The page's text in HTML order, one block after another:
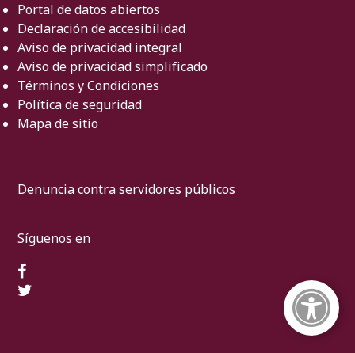
Portal de datos abiertos
Declaración de accesibilidad
Aviso de privacidad integral
Aviso de privacidad simplificado
Términos y Condiciones
Política de seguridad
Mapa de sitio
Denuncia contra servidores públicos
Síguenos en